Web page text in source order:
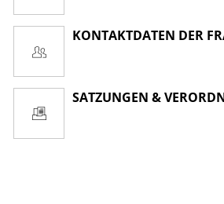
KONTAKTDATEN DER
SATZUNGEN &